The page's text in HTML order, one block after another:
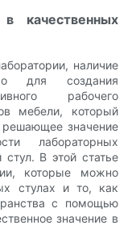
качественных
наличие
для создания
рабочего
мебели, который
решающее значение
лабораторных
стул. В этой статье
которые можно
стулах и то, как
с помощью
значение в